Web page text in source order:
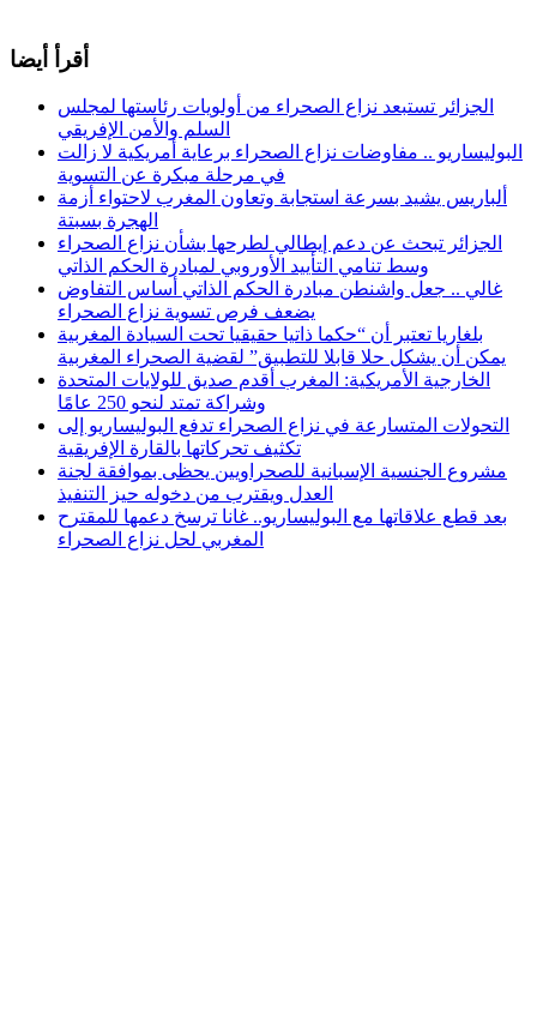
أقرأ أيضا
الجزائر تستبعد نزاع الصحراء من أولويات رئاستها لمجلس
السلم والأمن الإفريقي
البوليساريو .. مفاوضات نزاع الصحراء برعاية أمريكية لا زالت
في مرحلة مبكرة عن التسوية
ألباريس يشيد بسرعة استجابة وتعاون المغرب لاحتواء أزمة
الهجرة بسبتة
الجزائر تبحث عن دعم إيطالي لطرحها بشأن نزاع الصحراء
وسط تنامي التأييد الأوروبي لمبادرة الحكم الذاتي
غالي .. جعل واشنطن مبادرة الحكم الذاتي أساس التفاوض
يضعف فرص تسوية نزاع الصحراء
بلغاريا تعتبر أن “حكما ذاتيا حقيقيا تحت السيادة المغربية
يمكن أن يشكل حلا قابلا للتطبيق” لقضية الصحراء المغربية
الخارجية الأمريكية: المغرب أقدم صديق للولايات المتحدة
وشراكة تمتد لنحو 250 عامًا
التحولات المتسارعة في نزاع الصحراء تدفع البوليساريو إلى
تكثيف تحركاتها بالقارة الإفريقية
مشروع الجنسية الإسبانية للصحراويين يحظى بموافقة لجنة
العدل ويقترب من دخوله حيز التنفيذ
بعد قطع علاقاتها مع البوليساريو.. غانا ترسخ دعمها للمقترح
المغربي لحل نزاع الصحراء